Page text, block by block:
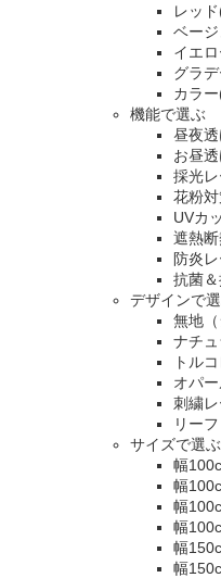
レッ
ベー
イエ
グラ
カラ
機能で選ぶ
昼夜
お昼
採光
花粉
UVカ
遮熱
防炎
抗菌
デザインで
無地
ナチ
トル
オパ
刺繍
リー
サイズで選ぶ
幅
幅
幅
幅
幅
幅